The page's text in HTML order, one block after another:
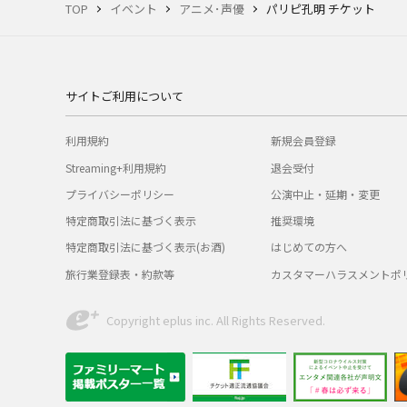
TOP イベント アニメ･声優 パリピ孔明 チケット
サイトご利用について
利用規約
Streaming+利用規約
プライバシーポリシー
特定商取引法に基づく表示
特定商取引法に基づく表示(お酒)
旅行業登録表・約款等
新規会員登録
退会受付
公演中止・延期・変更
推奨環境
はじめての方へ
カスタマーハラスメントポ
Copyright eplus inc. All Rights Reserved.